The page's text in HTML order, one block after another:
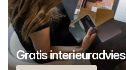
Gratis interieuradvies